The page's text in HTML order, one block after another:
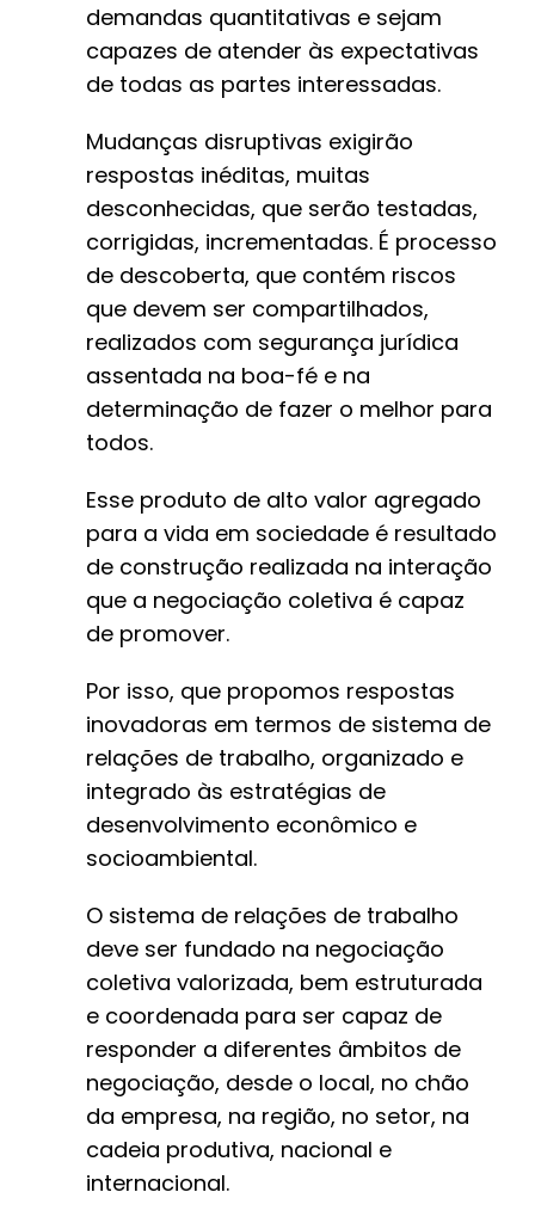
demandas quantitativas e sejam
capazes de atender às expectativas
de todas as partes interessadas.
Mudanças disruptivas exigirão
respostas inéditas, muitas
desconhecidas, que serão testadas,
corrigidas, incrementadas. É processo
de descoberta, que contém riscos
que devem ser compartilhados,
realizados com segurança jurídica
assentada na boa-fé e na
determinação de fazer o melhor para
todos.
Esse produto de alto valor agregado
para a vida em sociedade é resultado
de construção realizada na interação
que a negociação coletiva é capaz
de promover.
Por isso, que propomos respostas
inovadoras em termos de sistema de
relações de trabalho, organizado e
integrado às estratégias de
desenvolvimento econômico e
socioambiental.
O sistema de relações de trabalho
deve ser fundado na negociação
coletiva valorizada, bem estruturada
e coordenada para ser capaz de
responder a diferentes âmbitos de
negociação, desde o local, no chão
da empresa, na região, no setor, na
cadeia produtiva, nacional e
internacional.